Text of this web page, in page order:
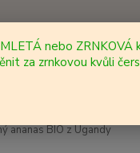
ananas BIO z Ugandy
nebo ZRNKOVÁ
za zrnkovou kvůli